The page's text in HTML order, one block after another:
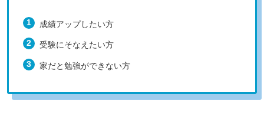
成績アップしたい方
受験にそなえたい方
家だと勉強ができない方